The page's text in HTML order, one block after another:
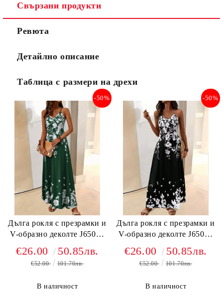
Свързани продукти
Ревюта
Детайлно описание
Таблица с размери на дрехи
Дълга рокля с презрамки и
V-образно деколте J65069
-50%
€26.00 50.85лв.
€52.00 101.70лв.
В наличност
Дълга рокля с презрамки и
V-образно деколте J65069
-50%
€26.00 50.85лв.
€52.00 101.70лв.
В наличност